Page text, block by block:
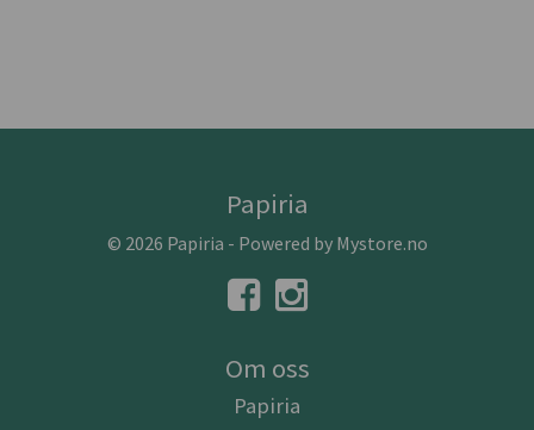
Papiria
© 2026 Papiria - Powered by Mystore.no
Om oss
Papiria